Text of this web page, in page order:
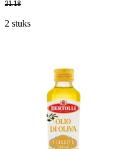
21.18
2 stuks